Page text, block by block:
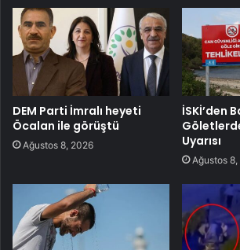
DEM Parti İmralı heyeti
Öcalan ile görüştü
Ağustos 8, 2026
İSKİ’den
Uyarısı
Ağustos